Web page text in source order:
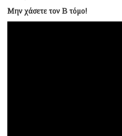
Μην χάσετε τον B τόμο!